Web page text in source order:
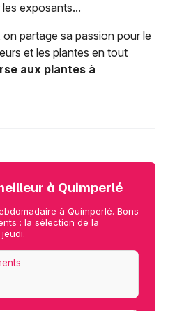
exposants...
partage sa passion pour le
et les plantes en tout
aux plantes à
à Quimperlé
à Quimperlé. Bons
: la sélection de la